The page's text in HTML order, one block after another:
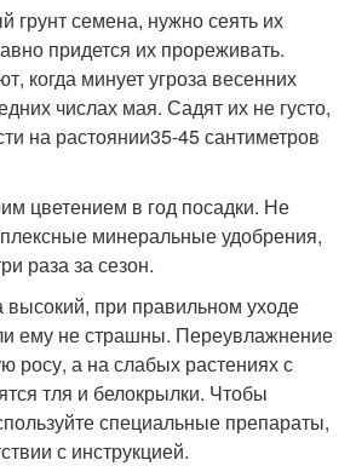
грунт семена, нужно сеять их
придется их прореживать.
когда минует угроза весенних
числах мая. Садят их не густо,
на растоянии35-45 сантиметров
цветением в год посадки. Не
минеральные удобрения,
раза за сезон.
высокий, при правильном уходе
ему не страшны. Переувлажнение
росу, а на слабых растениях с
тля и белокрылки. Чтобы
специальные препараты,
с инструкцией.